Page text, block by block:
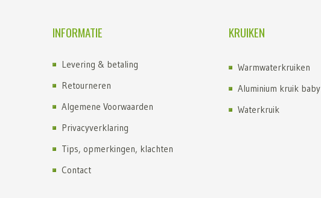
INFORMATIE
Levering & betaling
Retourneren
Algemene Voorwaarden
Privacyverklaring
Tips, opmerkingen, klachten
Contact
KRUIKEN
Warmwaterkruiken
Aluminium kruik baby
Waterkruik